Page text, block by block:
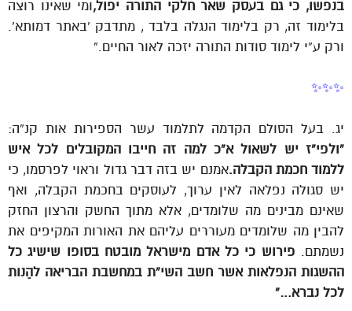
בנפשו, כי גם בעסק שאר חלקי התורה יפול,ומי שאינו רוצה
בלימוד זה, רק בלימוד הנגלה בלבד , מתדבק ‘באתר דמותא’.
ורק ע”י לימוד סודות התורה יזכה לאור החיים.”
✨✨✨
יג. בעל הסולם הקדמה לתלמוד עשר הספירות אות קנ”ה:
“ולפי”ז יש לשאול א”כ למה זה חייבו המקובלים לכל איש
ללמוד חכמת הקבלה.אמנם יש בזה דבר גדול וראוי לפרסמו, כי
יש סגולה נפלאה לאין ערוך, לעוסקים בחכמת הקבלה, ואף
שאינם מבינים מה שלומדים, אלא מתוך החשק והרצון החזק
להבין מה שלומדים מעוררים עליהם את האורות המקיפים את
נשמתם. פירוש כי כל אדם מישראל מובטח בסופו שישיג כל
ההשגות הנפלאות אשר חשב השי”ת במחשבת הבריאה להַנות
לכל נברא…”